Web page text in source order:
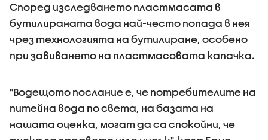
Според изследването пластмасата в
бутилираната вода най-често попада в нея
чрез технологията на бутилиране, особено
при завиването на пластмасовата капачка.
"Водещото послание е, че потребителите на
питейна вода по света, на базата на
нашата оценка, могат да са спокойни, че